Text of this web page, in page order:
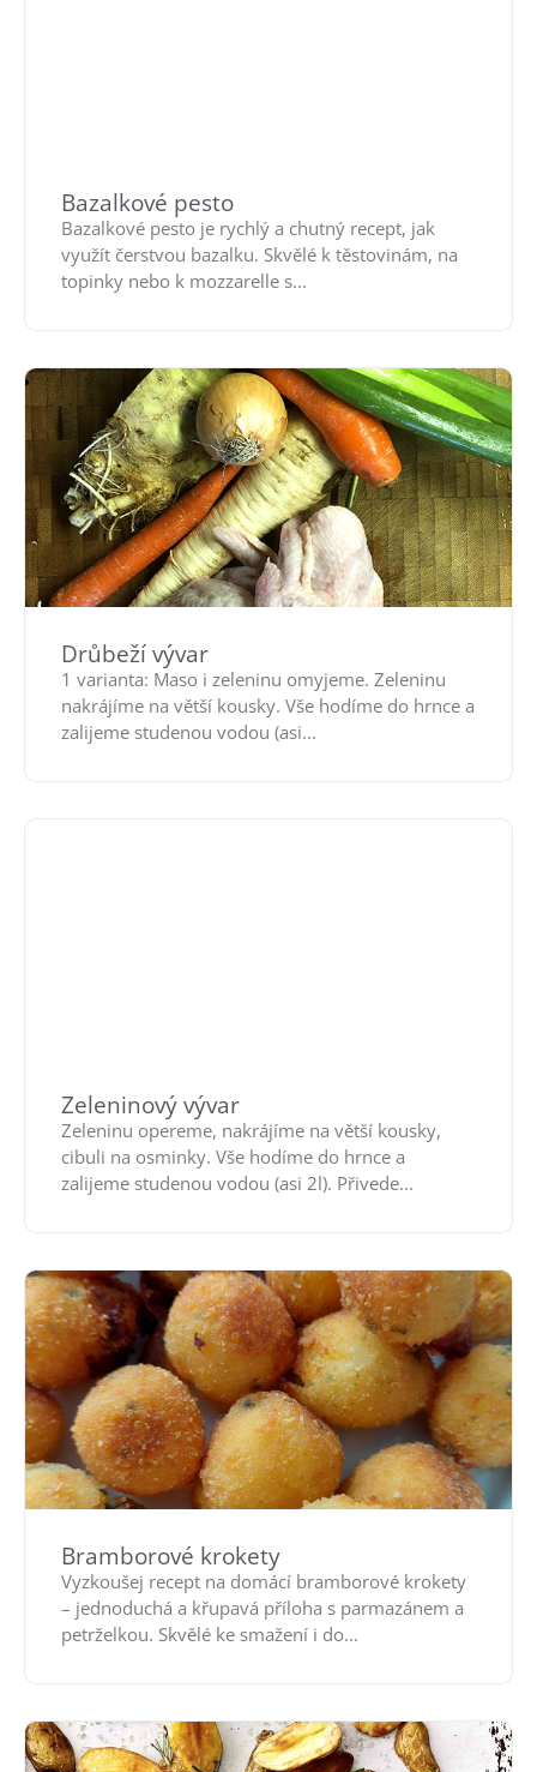
Bazalkové pesto
Bazalkové pesto je rychlý a chutný recept, jak
využít čerstvou bazalku. Skvělé k těstovinám, na
topinky nebo k mozzarelle s...
Drůbeží vývar
1 varianta: Maso i zeleninu omyjeme. Zeleninu
nakrájíme na větší kousky. Vše hodíme do hrnce a
zalijeme studenou vodou (asi...
Zeleninový vývar
Zeleninu opereme, nakrájíme na větší kousky,
cibuli na osminky. Vše hodíme do hrnce a
zalijeme studenou vodou (asi 2l). Přivede...
Bramborové krokety
Vyzkoušej recept na domácí bramborové krokety
– jednoduchá a křupavá příloha s parmazánem a
petrželkou. Skvělé ke smažení i do...